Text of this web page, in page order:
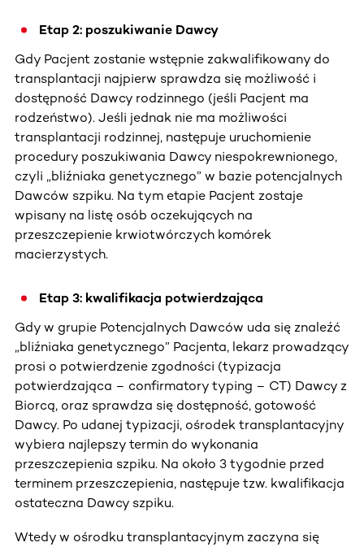
Etap 2: poszukiwanie Dawcy
Gdy Pacjent zostanie wstępnie zakwalifikowany do
transplantacji najpierw sprawdza się możliwość i
dostępność Dawcy rodzinnego (jeśli Pacjent ma
rodzeństwo). Jeśli jednak nie ma możliwości
transplantacji rodzinnej, następuje uruchomienie
procedury poszukiwania Dawcy niespokrewnionego,
czyli „bliźniaka genetycznego” w bazie potencjalnych
Dawców szpiku. Na tym etapie Pacjent zostaje
wpisany na listę osób oczekujących na
przeszczepienie krwiotwórczych komórek
macierzystych.
Etap 3: kwalifikacja potwierdzająca
Gdy w grupie Potencjalnych Dawców uda się znaleźć
„bliźniaka genetycznego” Pacjenta, lekarz prowadzący
prosi o potwierdzenie zgodności (typizacja
potwierdzająca – confirmatory typing – CT) Dawcy z
Biorcą, oraz sprawdza się dostępność, gotowość
Dawcy. Po udanej typizacji, ośrodek transplantacyjny
wybiera najlepszy termin do wykonania
przeszczepienia szpiku. Na około 3 tygodnie przed
terminem przeszczepienia, następuje tzw. kwalifikacja
ostateczna Dawcy szpiku.
Wtedy w ośrodku transplantacyjnym zaczyna się